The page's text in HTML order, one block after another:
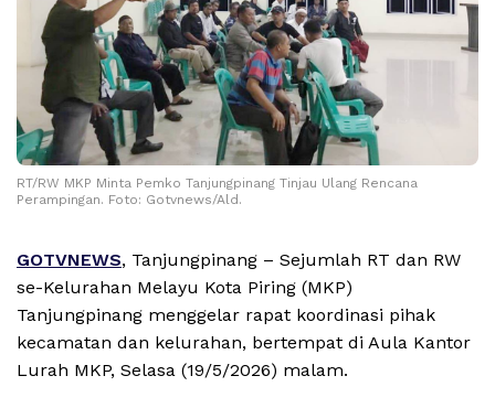
RT/RW MKP Minta Pemko Tanjungpinang Tinjau Ulang Rencana
Perampingan. Foto: Gotvnews/Ald.
GOTVNEWS, Tanjungpinang – Sejumlah RT dan RW
se-Kelurahan Melayu Kota Piring (MKP)
Tanjungpinang menggelar rapat koordinasi pihak
kecamatan dan kelurahan, bertempat di Aula Kantor
Lurah MKP, Selasa (19/5/2026) malam.